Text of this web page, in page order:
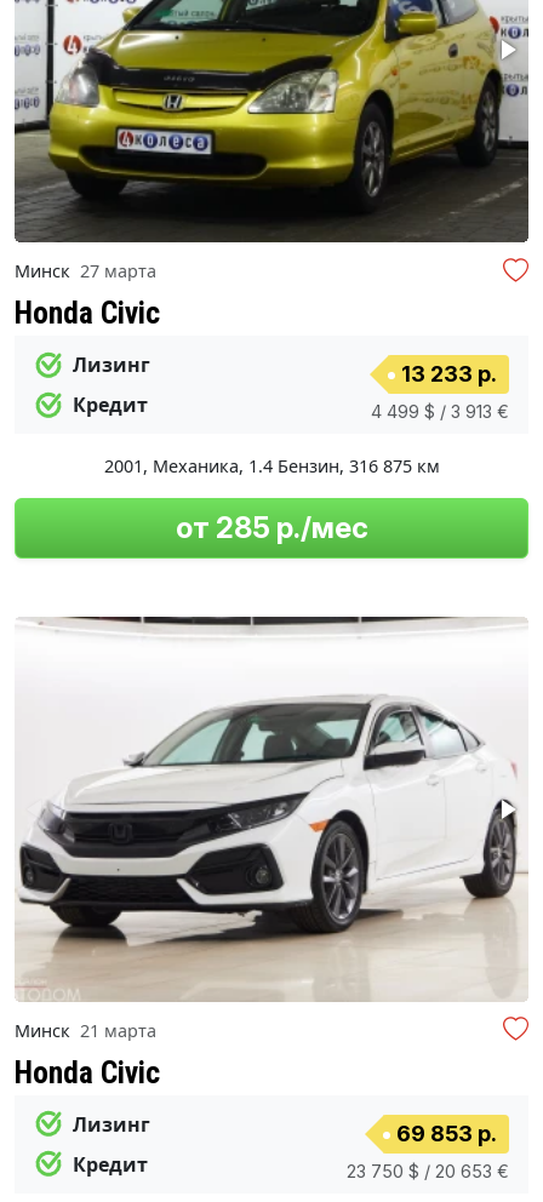
Минск 27 марта
Honda Civic
Лизинг
Кредит
13 233 р.
4 499 $ / 3 913 €
2001, Механика, 1.4 Бензин, 316 875 км
от 285 р./мес
Минск 21 марта
Honda Civic
Лизинг
Кредит
69 853 р.
23 750 $ / 20 653 €